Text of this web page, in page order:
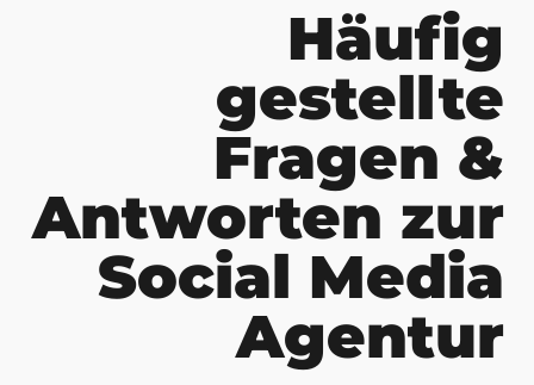
Häufig
gestellte
Fragen &
Antworten zur
Social Media
Agentur